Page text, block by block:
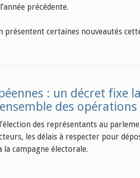
précédente.
présentent certaines nouveautés
: un décret fixe
des
des représentants au
les délais à respecter pour
campagne électorale.